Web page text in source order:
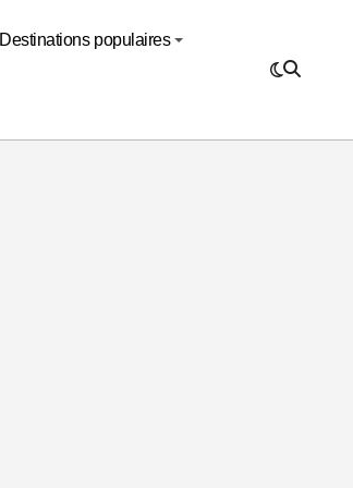
Destinations populaires